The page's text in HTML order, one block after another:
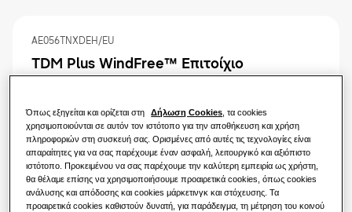
Τι είναι ένα κλιματιστικό και πώς
λειτουργεί
ΕΠΑΓΓΕΛΜΑΤΙΚΈΣ ΛΎΣΕΙΣ
Ξενοδοχεία
Λιανική
Λύσεις αντλιών θερμότητας
Επαγγελματικά συστήματα split
Χειριστήρια
Προϊόντα
Σχετικά με τη Samsung
TDM Plus WindFree™️ Επιτοίχιο
AE056TNXDEH/EU
2.2KW 2.8KW 3.6KW 5.6KW
7.1KW
Διαθέσιμη ισχύς
Όπως εξηγείται και ορίζεται στη Δήλωση Cookies, τα cookies
χρησιμοποιούνται σε αυτόν τον ιστότοπο για την αποθήκευση και χρήση
πληροφοριών στη συσκευή σας. Ορισμένες από αυτές τις τεχνολογίες είναι
απαραίτητες για να σας παρέχουμε έναν ασφαλή, λειτουργικό και αξιόπιστο
ιστότοπο. Προκειμένου να σας παρέχουμε την καλύτερη εμπειρία ως χρήστη,
θα θέλαμε επίσης να χρησιμοποιήσουμε προαιρετικά cookies, όπως cookies
ανάλυσης και απόδοσης και cookies μάρκετινγκ και στόχευσης. Τα
προαιρετικά cookies καθιστούν δυνατή, για παράδειγμα, τη μέτρηση του κοινού